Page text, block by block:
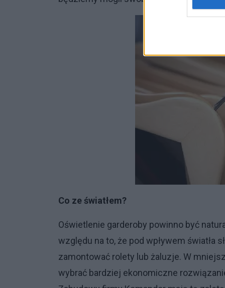
Co ze światłem?
Oświetlenie garderoby powinno być
względu na to, że pod wpływem światła
zamontować rolety lub żaluzje. W
wybrać bardziej ekonomiczne